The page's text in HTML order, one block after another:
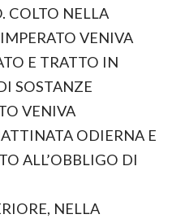
COLTO NELLA
VENIVA
E TRATTO IN
SOSTANZE
VENIVA
ODIERNA E
ALL’OBBLIGO DI
NELLA